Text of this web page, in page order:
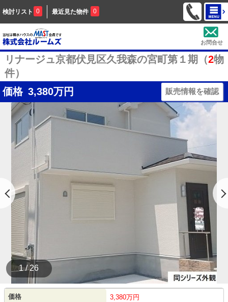
検討リスト 0 最近見た物件 0
お問合せ
リナージュ京都伏見区久我森の宮町第１期（2物
件）
価格 3,380万円 販売情報を確認
1 / 26
価格 3,380万円